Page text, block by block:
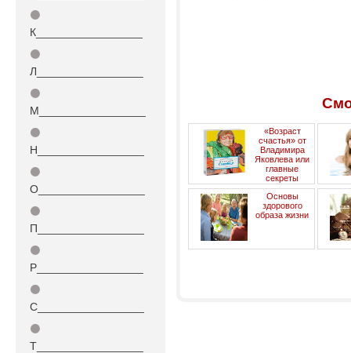
⚫
К_________________
⚫
Л_________________
⚫
М_________________
⚫
Н_________________
⚫
О_________________
⚫
П_________________
⚫
Р_________________
⚫
С_________________
⚫
Т_________________
«Возраст
счастья» от
Владимира
Яковлева или
главные
секреты
долголетия
Основы
здорового
образа жизни